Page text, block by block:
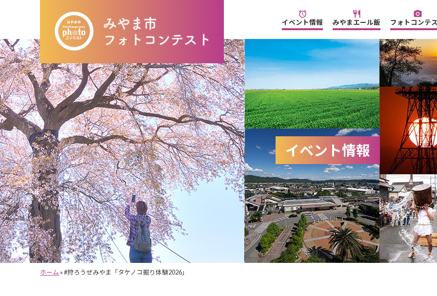
alarm
イベント情報
restaurant
みやまエール飯
camera_alt
フォトコンテ
イベント情報
ホーム »#狩ろうぜみやま「タケノコ掘り体験2026」